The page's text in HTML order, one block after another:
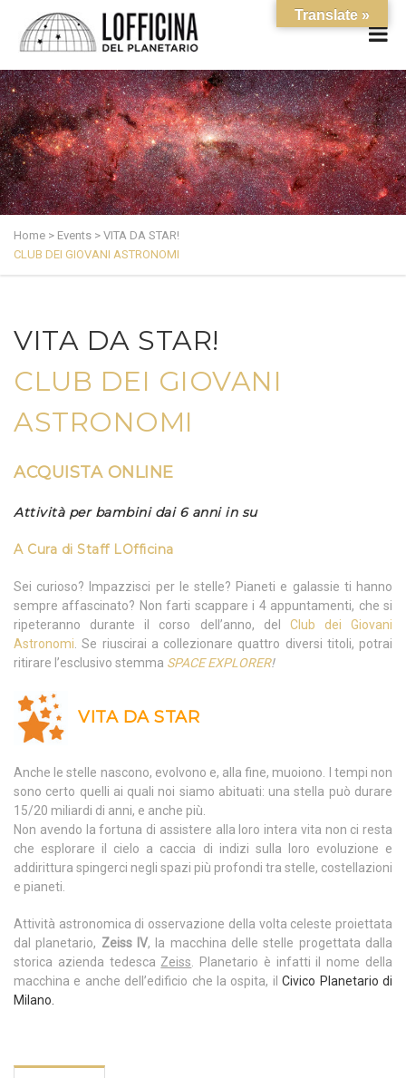
Home > Events > VITA DA STAR!
CLUB DEI GIOVANI ASTRONOMI
VITA DA STAR!
CLUB DEI GIOVANI
ASTRONOMI
ACQUISTA ONLINE
Attività per bambini dai 6 anni in su
A Cura di Staff LOfficina
Sei curioso? Impazzisci per le stelle? Pianeti e galassie ti hanno
sempre affascinato? Non farti scappare i 4 appuntamenti, che si
ripeteranno durante il corso dell’anno, del Club dei Giovani
Astronomi . Se riuscirai a collezionare quattro diversi titoli, potrai
ritirare l’esclusivo stemma SPACE EXPLORER!
VITA DA STAR
Anche le stelle nascono, evolvono e, alla fine, muoiono. I tempi non
sono certo quelli ai quali noi siamo abituati: una stella può durare
15/20 miliardi di anni, e anche più.
Non avendo la fortuna di assistere alla loro intera vita non ci resta
che esplorare il cielo a caccia di indizi sulla loro evoluzione e
addirittura spingerci negli spazi più profondi tra stelle, costellazioni
e pianeti.
Attività astronomica di osservazione della volta celeste proiettata
dal planetario, Zeiss IV, la macchina delle stelle progettata dalla
storica azienda tedesca Zeiss . Planetario è infatti il nome della
macchina e anche dell’edificio che la ospita, ilCivico Planetario di
Milano.
Translate »